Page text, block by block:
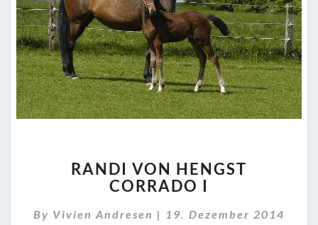
VON
HENGST
I
RANDI VON HENGST
CORRADO I
By Vivien Andresen | 19. Dezember 2014